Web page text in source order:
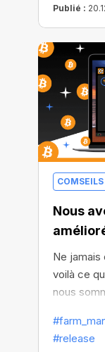
votre part.
ce que
débuter
dès le
Publié :
Nous
Ne jamais
voilà ce
nous
qui a
Alors
#release